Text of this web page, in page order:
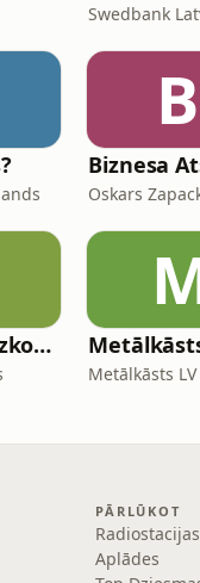
Swedbank
Biznesa
Oskars
Kas dārzā | Dārzkopības institūta raidieraksts
Metālkāsts LV
PĀRLŪKOT
Radiostacijas
Aplādes